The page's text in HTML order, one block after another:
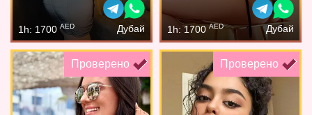
1h: 1700AED Дубай 1h: 1700 AED Дубай
Проверено Проверено